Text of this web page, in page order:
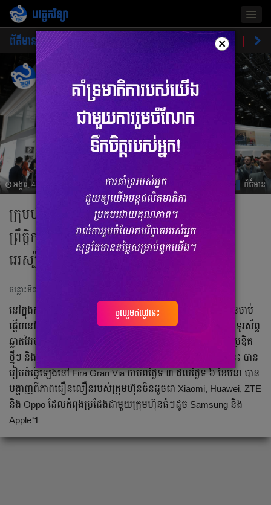
បច្ចេកវិទ្យា
ព័ត៌មាន ផលិតផលថ្មី ហាងឆេងផលិតផល ចំណ
អង្គារ, 4 មីនា 2025 03:33 ព័ត៌មាន
ក្រុមហ៊ុនទូរស័ព្ទចិន បង្ហាញសាច់ដុំ នៅក្នុង
ព្រឹត្តិការណ៍ ពិពណ៌បច្ចេកវិទ្យាពិភពលោក នៅ
អេស្ប៉ាញ
ចន្លោះមិនឃើញ
នៅក្នុងកម្មវិធី Mobile World Congress (MWC) 2025 ដែលបានចាប់
ផ្តើមនៅថ្ងៃនេះ នៅទីក្រុងបាសេឡូណា ប្រទេសអេស្ប៉ាញ ក្រុមហ៊ុនទូរស័ព្ទ
ឆ្លាតវៃរបស់ចិន បានបង្ហាញវត្តមានដ៏ខ្លាំងក្លា ដោយនាំមកនូវការច្នៃប្រឌិត
ថ្មីៗ និងបច្ចេកវិទ្យាដែលធ្វើឱ្យអ្នកចូលរួមភ្ញាក់ផ្អើល។ ព្រឹត្តិការណ៍នេះ បាន
រៀបចំធ្វើឡើងនៅ Fira Gran Via ចាប់ពីថ្ងៃទី ៣ ដល់ថ្ងៃទី ៦ ខែមីនា បាន
បង្ហាញពីភាពជឿនលឿនរបស់ក្រុមហ៊ុនចិនដូចជា Xiaomi, Huawei, ZTE
និង Oppo ដែលកំពុងប្រជែងជាមួយក្រុមហ៊ុនធំៗដូច Samsung និង
Apple។
×
ចូលរួមឥលូវនេះ